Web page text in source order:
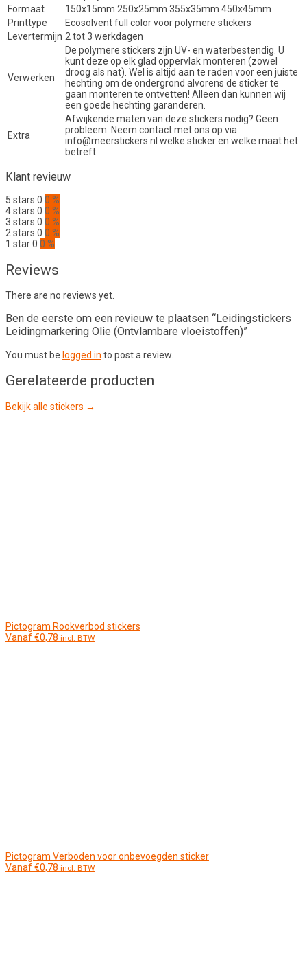
Formaat
150x15mm 250x25mm 355x35mm 450x45mm
Printtype
Ecosolvent full color voor polymere stickers
Levertermijn 2 tot 3 werkdagen
Verwerken
De polymere stickers zijn UV- en waterbestendig. U
kunt deze op elk glad oppervlak monteren (zowel
droog als nat). Wel is altijd aan te raden voor een juiste
hechting om de ondergrond alvorens de sticker te
gaan monteren te ontvetten! Alleen dan kunnen wij
een goede hechting garanderen.
Extra
Afwijkende maten van deze stickers nodig? Geen
probleem. Neem contact met ons op via
info@meerstickers.nl welke sticker en welke maat het
betreft.
Klant revieuw
5 stars 0 0 %
4 stars 0 0 %
3 stars 0 0 %
2 stars 0 0 %
1 star0 0 %
Reviews
There are no reviews yet.
Ben de eerste om een revieuw te plaatsen “Leidingstickers
Leidingmarkering Olie (Ontvlambare vloeistoffen)”
You must be logged in to post a review.
Gerelateerde producten
Bekijk alle stickers →
Pictogram Rookverbod stickers
Vanaf€0,78 incl. BTW
Pictogram Verboden voor onbevoegden sticker
Vanaf€0,78 incl. BTW